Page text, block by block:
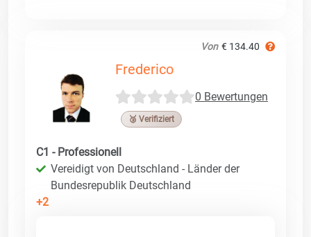
Von € 134.40
Frederico
0 Bewertungen
🥉 Verifiziert
C1 - Professionell
Vereidigt von Deutschland - Länder der
Bundesrepublik Deutschland
+2